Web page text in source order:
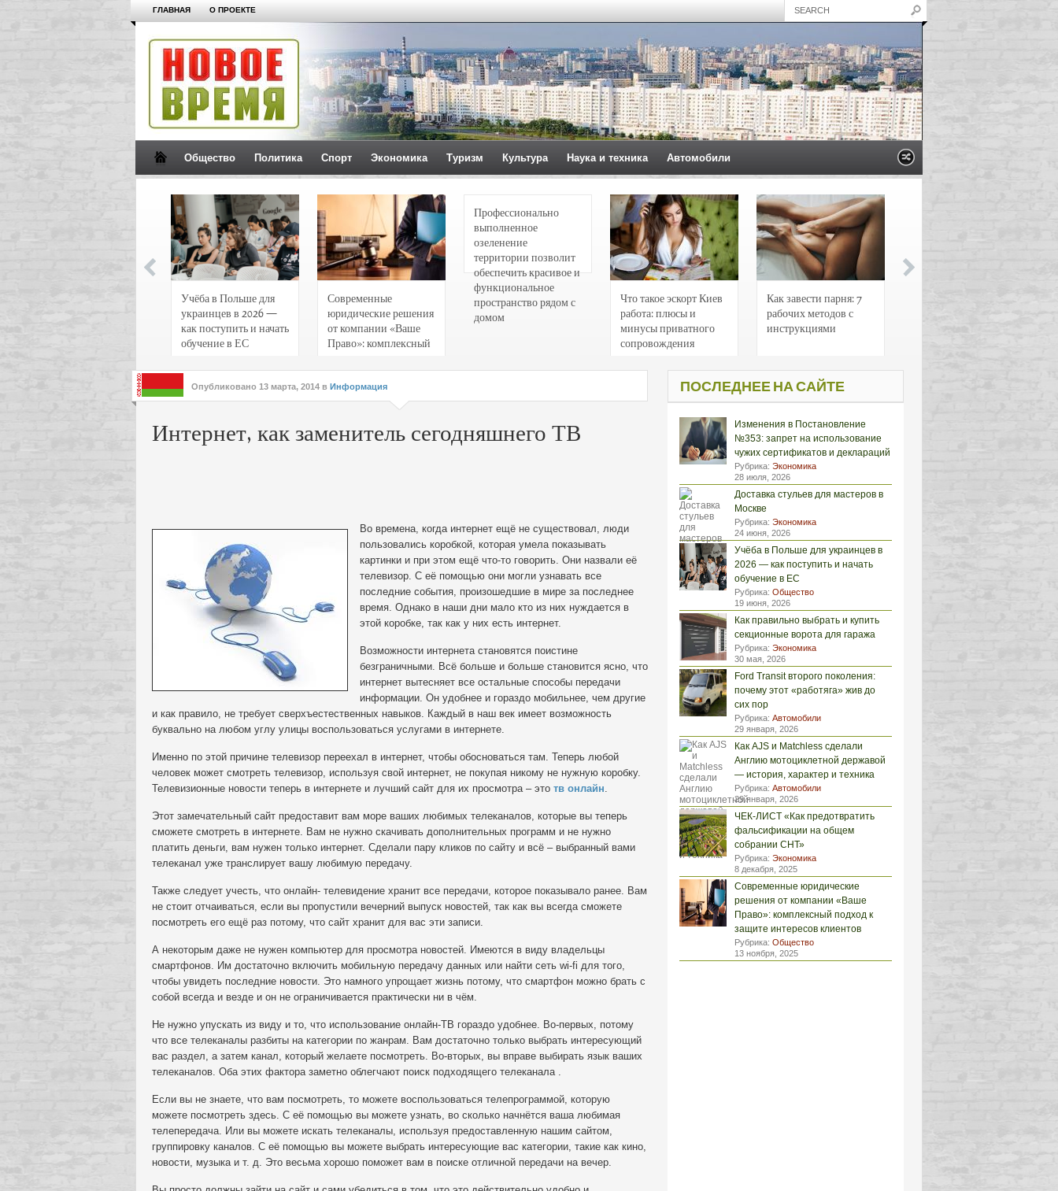
ГЛАВНАЯ О ПРОЕКТЕ
Общество Политика Спорт Экономика Туризм Культура Наука и техника Автомобили
Учёба в Польше для
украинцев в 2026 —
как поступить и начать
обучение в ЕС
Современные
юридические решения
от компании «Ваше
Право»: комплексный
интересов клиентов
Профессионально
выполненное
озеленение
территории позволит
обеспечить красивое и
функциональное
пространство рядом с
домом
Что такое эскорт Киев
работа: плюсы и
минусы приватного
сопровождения
Как завести парня: 7
рабочих методов с
инструкциями
Опубликовано 13 марта, 2014 в Информация
Интернет, как заменитель сегодняшнего ТВ
Во времена, когда интернет ещё не существовал, люди
пользовались коробкой, которая умела показывать
картинки и при этом ещё что-то говорить. Они назвали её
телевизор. С её помощью они могли узнавать все
последние события, произошедшие в мире за последнее
время. Однако в наши дни мало кто из них нуждается в
этой коробке, так как у них есть интернет.
Возможности интернета становятся поистине
безграничными. Всё больше и больше становится ясно, что
интернет вытесняет все остальные способы передачи
информации. Он удобнее и гораздо мобильнее, чем другие
и как правило, не требует сверхъестественных навыков. Каждый в наш век имеет возможность
буквально на любом углу улицы воспользоваться услугами в интернете.
Именно по этой причине телевизор переехал в интернет, чтобы обосноваться там. Теперь любой
человек может смотреть телевизор, используя свой интернет, не покупая никому не нужную коробку.
Телевизионные новости теперь в интернете и лучший сайт для их просмотра – это тв онлайн.
Этот замечательный сайт предоставит вам море ваших любимых телеканалов, которые вы теперь
сможете смотреть в интернете. Вам не нужно скачивать дополнительных программ и не нужно
платить деньги, вам нужен только интернет. Сделали пару кликов по сайту и всё – выбранный вами
телеканал уже транслирует вашу любимую передачу.
Также следует учесть, что онлайн- телевидение хранит все передачи, которое показывало ранее. Вам
не стоит отчаиваться, если вы пропустили вечерний выпуск новостей, так как вы всегда сможете
посмотреть его ещё раз потому, что сайт хранит для вас эти записи.
А некоторым даже не нужен компьютер для просмотра новостей. Имеются в виду владельцы
смартфонов. Им достаточно включить мобильную передачу данных или найти сеть wi-fi для того,
чтобы увидеть последние новости. Это намного упрощает жизнь потому, что смартфон можно брать с
собой всегда и везде и он не ограничивается практически ни в чём.
Не нужно упускать из виду и то, что использование онлайн-ТВ гораздо удобнее. Во-первых, потому
что все телеканалы разбиты на категории по жанрам. Вам достаточно только выбрать интересующий
вас раздел, а затем канал, который желаете посмотреть. Во-вторых, вы вправе выбирать язык ваших
телеканалов. Оба этих фактора заметно облегчают поиск подходящего телеканала .
Если вы не знаете, что вам посмотреть, то можете воспользоваться телепрограммой, которую
можете посмотреть здесь. С её помощью вы можете узнать, во сколько начнётся ваша любимая
телепередача. Или вы можете искать телеканалы, используя предоставленную нашим сайтом,
группировку каналов. С её помощью вы можете выбрать интересующие вас категории, такие как кино,
новости, музыка и т. д. Это весьма хорошо поможет вам в поиске отличной передачи на вечер.
ПОСЛЕДНЕЕ НА САЙТЕ
Изменения в Постановление
№353: запрет на использование
чужих сертификатов и деклараций
Рубрика: Экономика
28 июля, 2026
Доставка стульев для мастеров в
Москве
Рубрика: Экономика
24 июня, 2026
Учёба в Польше для украинцев в
2026 — как поступить и начать
обучение в ЕС
Рубрика: Общество
19 июня, 2026
Как правильно выбрать и купить
секционные ворота для гаража
Рубрика: Экономика
30 мая, 2026
Ford Transit второго поколения:
почему этот «работяга» жив до
сих пор
Рубрика: Автомобили
29 января, 2026
Как AJS и Matchless сделали
Англию мотоциклетной державой
— история, характер и техника
Рубрика: Автомобили
29 января, 2026
ЧЕК-ЛИСТ «Как предотвратить
фальсификации на общем
собрании СНТ»
Рубрика: Экономика
8 декабря, 2025
Современные юридические
решения от компании «Ваше
Право»: комплексный подход к
защите интересов клиентов
Рубрика: Общество
13 ноября, 2025